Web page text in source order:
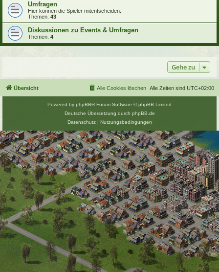
Umfragen
Hier können die Spieler mitentscheiden.
Themen: 43
Diskussionen zu Events & Umfragen
Themen: 4
Gehe zu
Übersicht Alle Zeiten sind UTC+02:00
Alle Cookies löschen
Powered by phpBB® Forum Software © phpBB Limited
Deutsche Übersetzung durch phpBB.de
Datenschutz| Nutzungsbedingungen